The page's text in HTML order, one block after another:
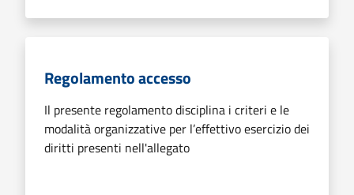
Regolamento accesso
Il presente regolamento disciplina i criteri e le
modalità organizzative per l’effettivo esercizio dei
diritti presenti nell'allegato